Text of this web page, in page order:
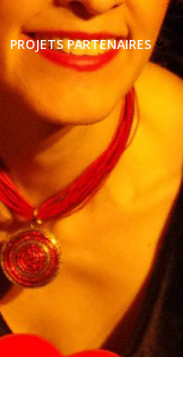
PROJETS PARTENAIRES